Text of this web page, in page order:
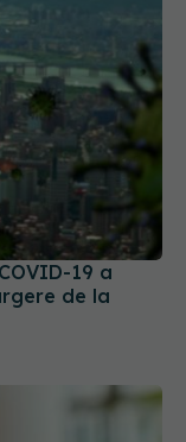
19 a
de la